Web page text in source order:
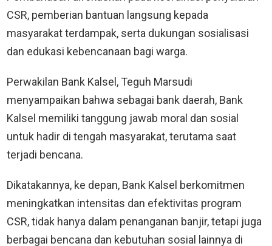
CSR, pemberian bantuan langsung kepada
masyarakat terdampak, serta dukungan sosialisasi
dan edukasi kebencanaan bagi warga.
Perwakilan Bank Kalsel, Teguh Marsudi
menyampaikan bahwa sebagai bank daerah, Bank
Kalsel memiliki tanggung jawab moral dan sosial
untuk hadir di tengah masyarakat, terutama saat
terjadi bencana.
Dikatakannya, ke depan, Bank Kalsel berkomitmen
meningkatkan intensitas dan efektivitas program
CSR, tidak hanya dalam penanganan banjir, tetapi juga
berbagai bencana dan kebutuhan sosial lainnya di